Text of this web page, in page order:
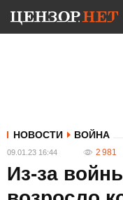
НОВОСТИ ВОЙНА
09.01.23 16:44 2 981
Из-за